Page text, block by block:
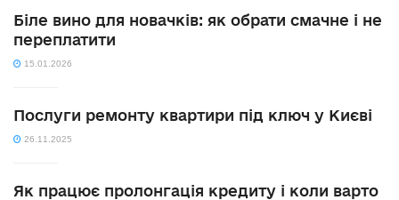
Біле вино для новачків: як обрати смачне і не
переплатити
15.01.2026
Послуги ремонту квартири під ключ у Києві
26.11.2025
Як працює пролонгація кредиту і коли варто